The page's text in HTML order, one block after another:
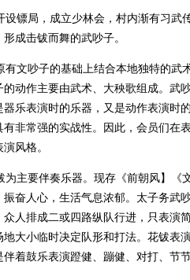
镖局，成立少林会，村内渐有习武
成击钹而舞的武吵子。
文吵子的基础上结合本地独特的武
动作主要由武术、大秧歌组成。武
乐表演时的乐器，又是动作表演时
非常强的实战性。因此，会员们在
风格。
主要伴奏乐器。现存《前朝风】《
奋人心，生活气息浓郁。太子务武
人排成二或四路纵队行进，只表演
大小临时决定队形和打法。花钹表
着鼓乐表演蹬健、蹦健、对打、节